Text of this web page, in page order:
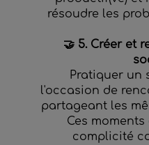
résoudre les
🤝 5. Créer et
Pratiquer un
l'occasion de
partageant les
Ces
complicité